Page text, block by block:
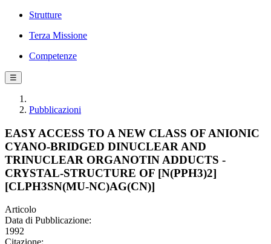
Strutture
Terza Missione
Competenze
☰
Pubblicazioni
EASY ACCESS TO A NEW CLASS OF ANIONIC
CYANO-BRIDGED DINUCLEAR AND
TRINUCLEAR ORGANOTIN ADDUCTS -
CRYSTAL-STRUCTURE OF [N(PPH3)2]
[CLPH3SN(MU-NC)AG(CN)]
Articolo
Data di Pubblicazione:
1992